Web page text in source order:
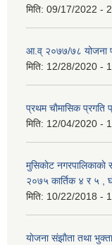
मिति: 09/17/2022 -
आ.व् २०७७/७८ योजना
मिति: 12/28/2020 -
प्रथम चाैमासिक प्रगति
मिति: 12/04/2020 -
मुसिकाेट नगरपालिकाकाे
२०७५ कार्तिक ४ र ५ ,
मिति: 10/22/2018 -
याेजना संझाैता तथा